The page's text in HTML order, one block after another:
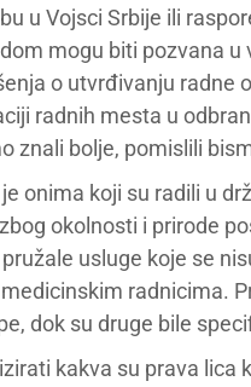
u Vojsci Srbije ili
mogu biti pozvana
o utvrđivanju radne
radnih mesta u
znali bolje, pomislili
onima koji su radili u
okolnosti i prirode
usluge koje se
radnicima.
dok su druge bile
kakva su prava